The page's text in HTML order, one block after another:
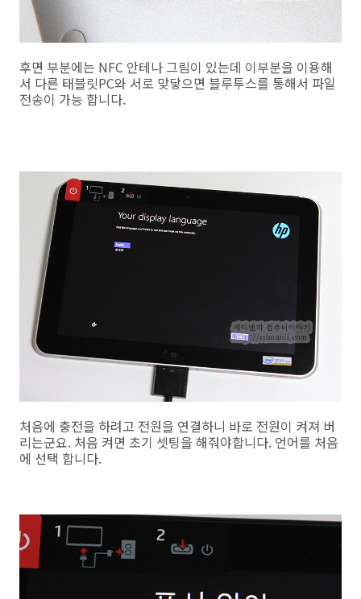
후면 부분에는 NFC 안테나 그림이 있는데 이부분을 이용해
서 다른 태블릿PC와 서로 맞닿으면 블루투스를 통해서 파일
전송이 가능 합니다.
처음에 충전을 하려고 전원을 연결하니 바로 전원이 켜져 버
리는군요. 처음 켜면 초기 셋팅을 해줘야합니다. 언어를 처음
에 선택 합니다.